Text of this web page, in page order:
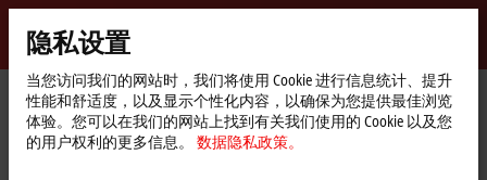
Beckhoff
-
自
动
化
Start
page
公司简介
最新资讯
Automation upgrades reduce sortation system wiring by 50% and lower
隐私设置
当您访问我们的网站时，我们将使用 Cookie 进行信息统计、提升
性能和舒适度，以及显示个性化内容，以确保为您提供最佳浏览
体验。您可以在我们的网站上找到有关我们使用的 Cookie 以及您
的用户权利的更多信息。
数据隐私政策。